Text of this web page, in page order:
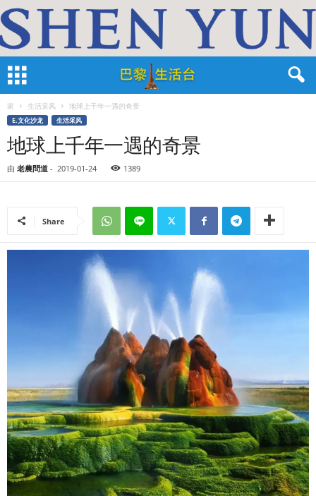
家 生活采风 地球上千年一遇的奇景
E.文化沙龙 生活采风
地球上千年一遇的奇景
由 老農問道 - 2019-01-24 1389
Share